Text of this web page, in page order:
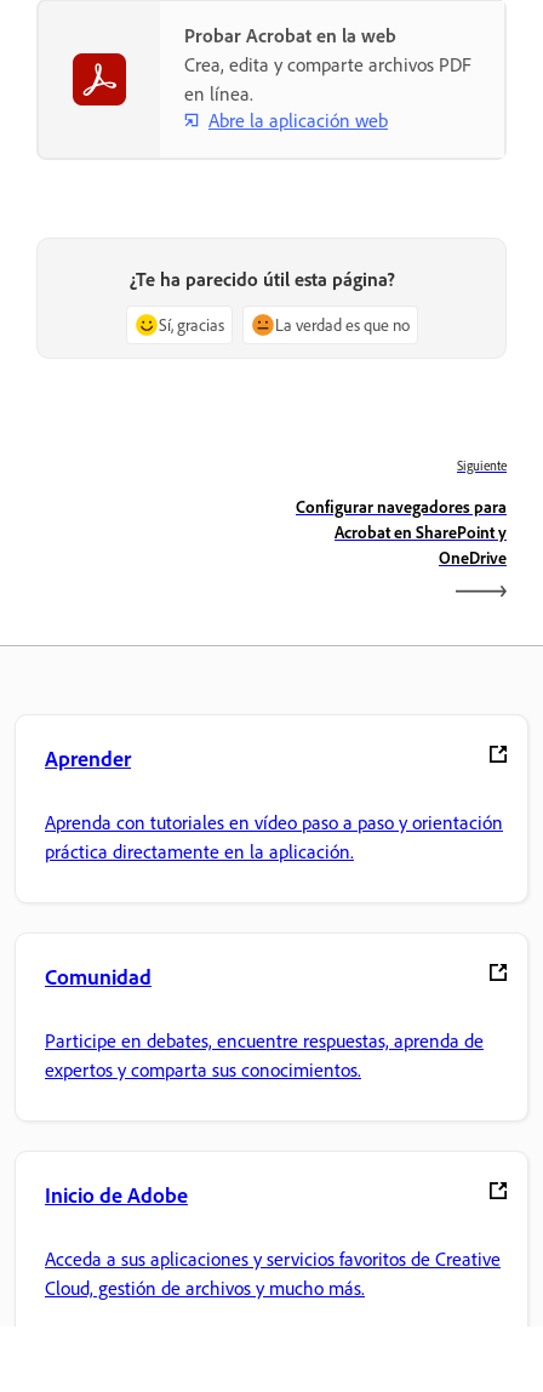
Probar Acrobat en la web
Crea, edita y comparte archivos PDF
en línea.
Abre la aplicación web
¿Te ha parecido útil esta página?
Sí, gracias La verdad es que no
Siguiente
Configurar navegadores para
Acrobat en SharePoint y
OneDrive
Aprender
Aprenda con tutoriales en vídeo paso a paso y orientación
práctica directamente en la aplicación.
Comunidad
Participe en debates, encuentre respuestas, aprenda de
expertos y comparta sus conocimientos.
Inicio de Adobe
Acceda a sus aplicaciones y servicios favoritos de Creative
Cloud, gestión de archivos y mucho más.